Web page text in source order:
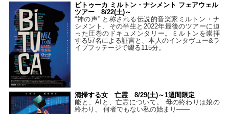
ビトゥーカ ミルトン・ナシメント フェアウェル
ツアー 8/22(土)～
“神の声” と称される伝説的音楽家ミルトン・ナ
シメント、その半生と2022年最後のツアーに迫
った圧巻のドキュメンタリー。ミルトンを崇拝
する57名による証言と、本人のインタヴュー&ラ
イブフッテージで綴る115分。
清掃する女 亡霊 8/29(土)～1週間限定
能と、AIと、亡霊について。 母の終わりは娘の
終わり、 何者でもない私の始まり――